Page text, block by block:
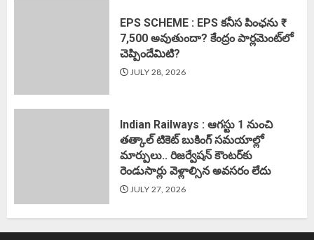
EPS SCHEME : EPS కనీస పింఛను ₹
7,500 అవుతుందా? కేంద్రం పార్లమెంట్‌లో
చెప్పిందేమిటి?
JULY 28, 2026
Indian Railways : ఆగస్టు 1 నుంచి
తత్కాల్‌ టికెట్‌ బుకింగ్‌ సమయాల్లో
మార్పులు.. రిజర్వేషన్ కౌంటర్‌కు
రెండుసార్లు వెళ్లాల్సిన అవసరం లేదు
JULY 27, 2026